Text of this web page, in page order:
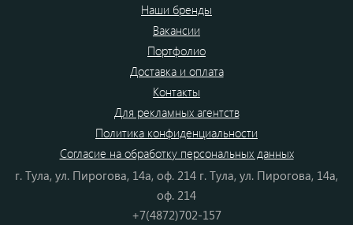
Наши бренды
Вакансии
Портфолио
Доставка и оплата
Контакты
Для рекламных агентств
Политика конфиденциальности
Согласие на обработку персональных данных
г. Тула, ул. Пирогова, 14а, оф. 214 г. Тула, ул. Пирогова, 14а,
оф. 214
+7(4872)702-157